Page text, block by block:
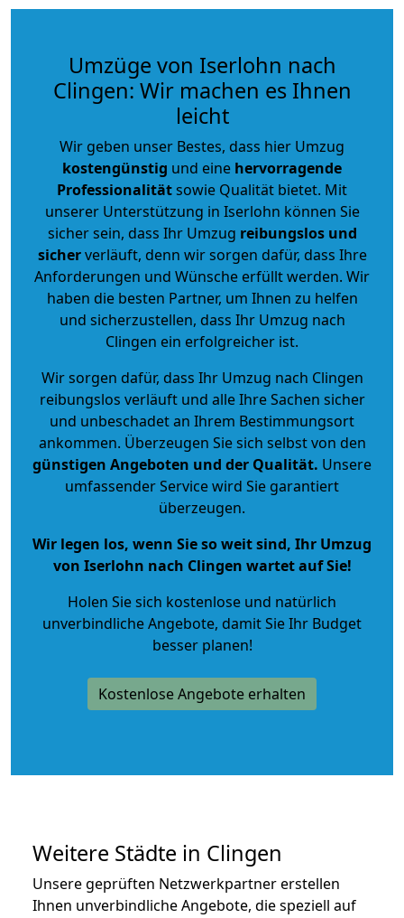
Umzüge von Iserlohn nach
Clingen: Wir machen es Ihnen
leicht
Wir geben unser Bestes, dass hier Umzug
kostengünstig und eine hervorragende
Professionalitätsowie Qualität bietet. Mit
unserer Unterstützung in Iserlohn können Sie
sicher sein, dass Ihr Umzug reibungslos und
sicherverläuft, denn wir sorgen dafür, dass Ihre
Anforderungen und Wünsche erfüllt werden. Wir
haben die besten Partner, um Ihnen zu helfen
und sicherzustellen, dass Ihr Umzug nach
Clingen ein erfolgreicher ist.
Wir sorgen dafür, dass Ihr Umzug nach Clingen
reibungslos verläuft und alle Ihre Sachen sicher
und unbeschadet an Ihrem Bestimmungsort
ankommen. Überzeugen Sie sich selbst von den
günstigen Angeboten und der Qualität. Unsere
umfassender Service wird Sie garantiert
überzeugen.
Wir legen los, wenn Sie so weit sind, Ihr Umzug
von Iserlohn nach Clingen wartet auf Sie!
Holen Sie sich kostenlose und natürlich
unverbindliche Angebote, damit Sie Ihr Budget
besser planen!
Kostenlose Angebote erhalten
Weitere Städte in Clingen
Unsere geprüften Netzwerkpartner erstellen
Ihnen unverbindliche Angebote, die speziell auf